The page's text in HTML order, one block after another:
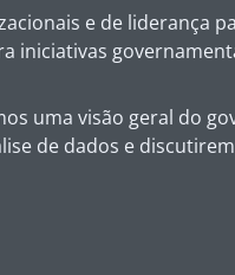
e de liderança
iniciativas
uma visão geral do
de dados e